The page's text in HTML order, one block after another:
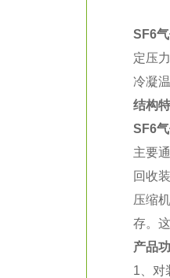
SF6
定压
冷凝
结构
SF6
主要
回收
压缩
存。
产品
1、对